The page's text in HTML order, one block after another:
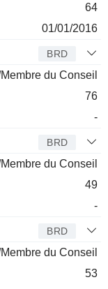
64
01/01/2016
BRD
du Conseil
76
-
BRD
du Conseil
49
-
BRD
du Conseil
53